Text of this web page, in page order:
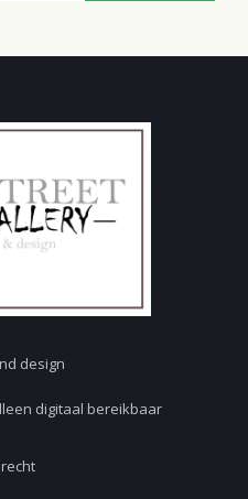
design
digitaal bereikbaar